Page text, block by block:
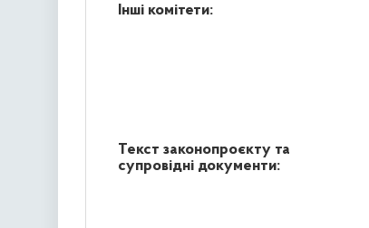
Інші комітети:
Текст законопроєкту та
супровідні документи: